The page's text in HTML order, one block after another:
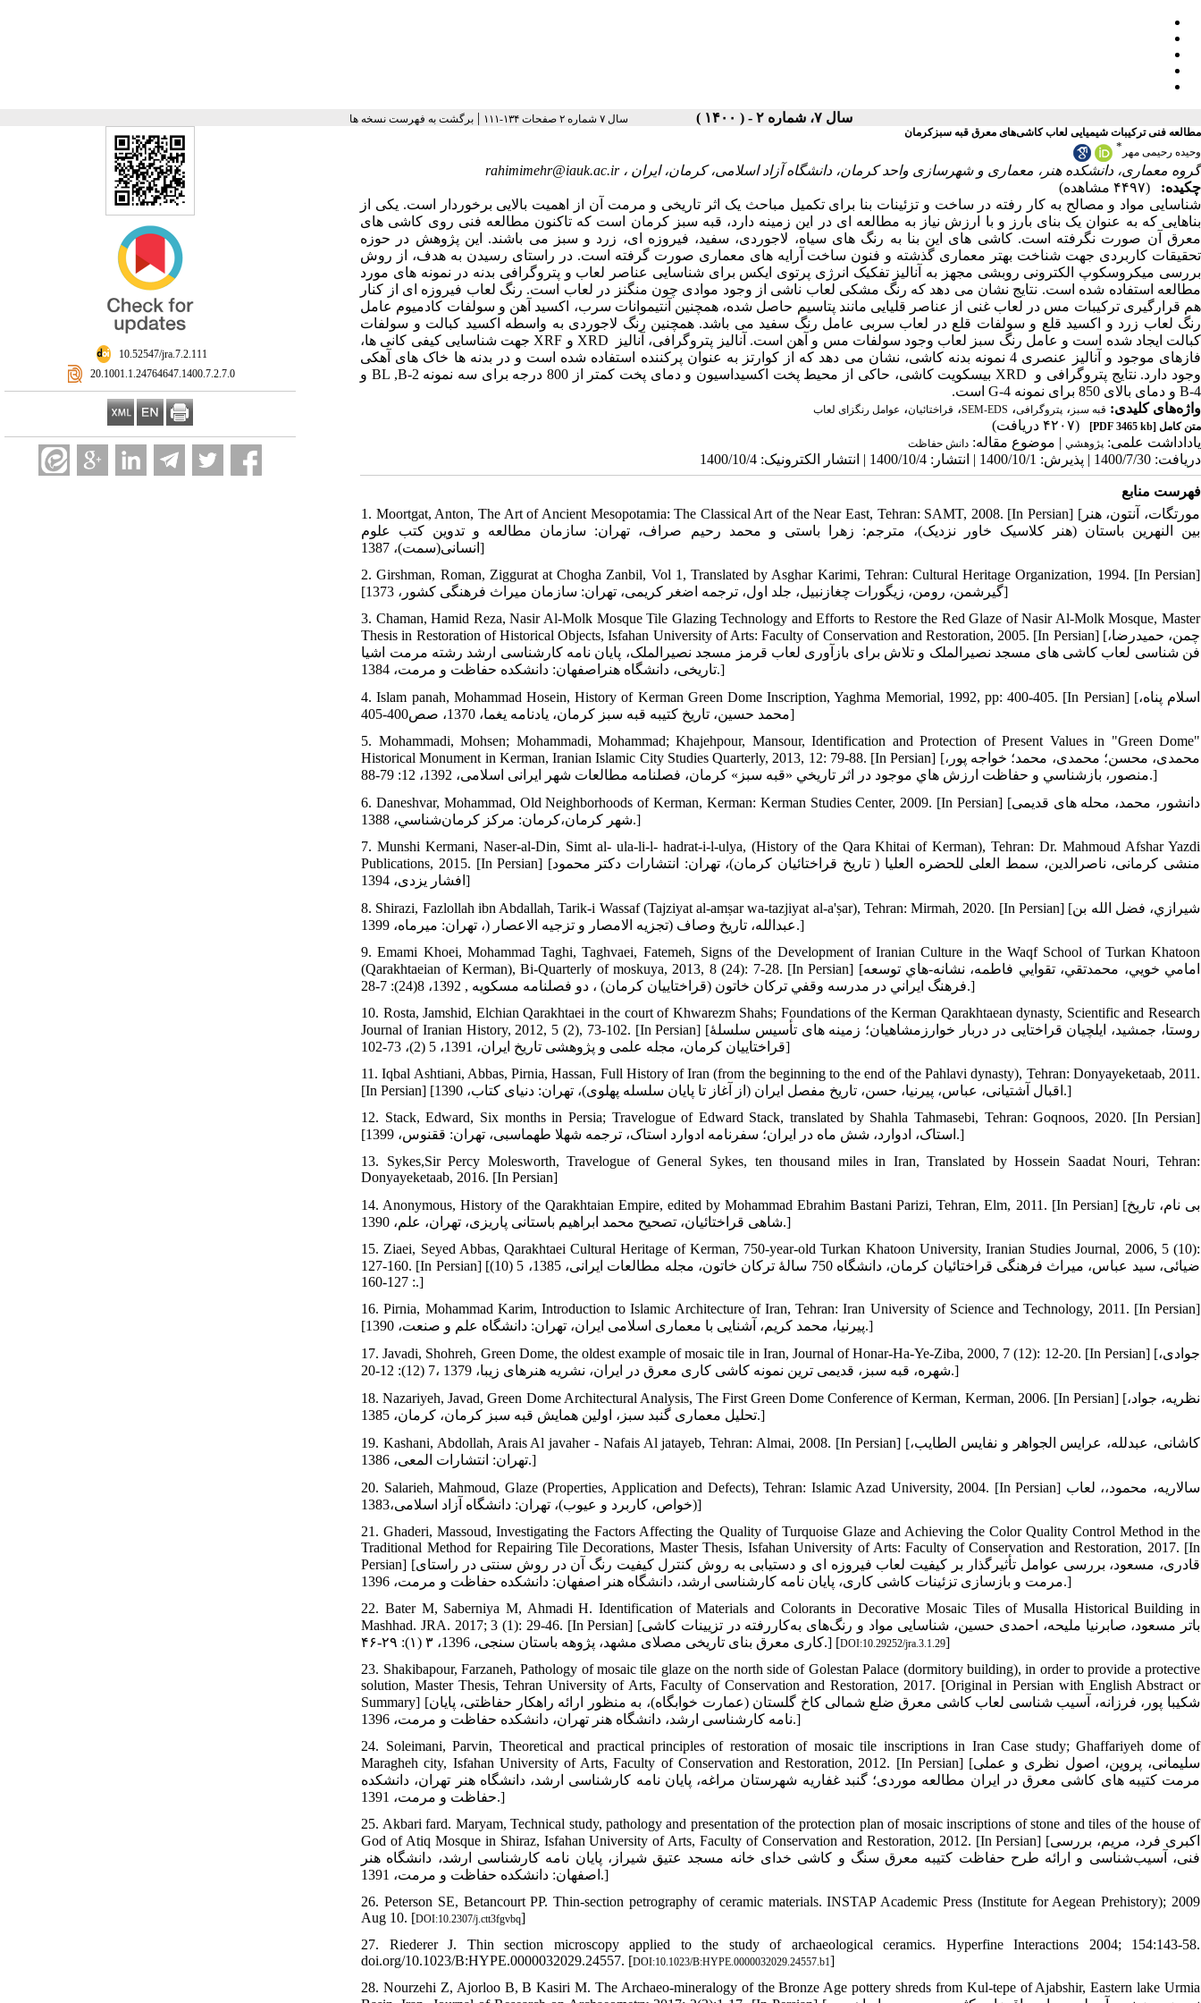
سال ۷، شماره ۲ - ( ۱۴۰۰ ) سال ۷ شماره ۲ صفحات ۱۳۴-۱۱۱ |برگشت به فهرست نسخه ها
‎ 10.52547/jra.7.2.111
‎ 20.1001.1.24764647.1400.7.2.7.0
مطالعه فنی ترکیبات شیمیایی لعاب‌ کاشی‌های معرق قبه سبزکرمان
وحیده رحیمی مهر *
گروه معماری، دانشکده هنر، معماری و شهرسازی واحد کرمان، دانشگاه آزاد اسلامی، کرمان، ایران ،rahimimehr@iauk.ac.ir
چکیده:
(۴۴۹۷ مشاهده)
شناسایی مواد و مصالح به کار رفته در ساخت و تزئینات بنا برای تکمیل مباحث یک اثر تاریخی و مرمت آن از اهمیت بالایی برخوردار است. یکی از
بناهایی که به عنوان یک بنای بارز و با ارزش نیاز به مطالعه ای در این زمینه دارد، قبه سبز کرمان است که تاکنون مطالعه فنی روی کاشی های
معرق آن صورت نگرفته است. کاشی های این بنا به رنگ های سیاه، لاجوردی، سفید، فیروزه ای، زرد و سبز می باشند. این پژوهش در حوزه
تحقیقات کاربردی جهت شناخت بهتر معماری گذشته و فنون ساخت آرایه های معماری صورت گرفته است. در راستای رسیدن به هدف، از روش
بررسی میکروسکوپ الکترونی روبشی مجهز به آنالیز تفکیک انرژی پرتوی ایکس برای شناسایی عناصر لعاب و پتروگرافی بدنه در نمونه های مورد
مطالعه استفاده شده است. نتایج نشان می دهد که رنگ مشکی لعاب ناشی از وجود موادی چون منگنز در لعاب است. رنگ لعاب فیروزه ای از کنار
هم قرارگیری ترکیبات مس در لعاب غنی از عناصر قلیایی مانند پتاسیم حاصل شده، همچنین آنتیموانات سرب، اکسید آهن و سولفات کادمیوم عامل
رنگ لعاب زرد و اکسید قلع و سولفات قلع در لعاب سربی عامل رنگ سفید می باشد. همچنین رنگ لاجوردی به واسطه اکسید کبالت و سولفات
کبالت ایجاد شده است و عامل رنگ سبز لعاب وجود سولفات مس و آهن است. آنالیز پتروگرافی، آنالیز XRD و XRF جهت شناسایی کیفی کانی ها،
فازهای موجود و آنالیز عنصری 4 نمونه بدنه کاشی، نشان می دهد که از کوارتز به عنوان پرکننده استفاده شده است و در بدنه ها خاک های آهکی
وجود دارد. نتایج پتروگرافی و XRD بیسکویت کاشی، حاکی از محیط پخت اکسیداسیون و دمای پخت کمتر از 800 درجه برای سه نمونه BL ,B-2 و
B-4 و دمای بالای 850 برای نمونه G-4 است.
واژه‌های کلیدی: قبه سبز ، پتروگرافی، SEM-EDS، قراختائیان، عوامل رنگزای لعاب
متن کامل [PDF 3465 kb]
(۴۲۰۷ دریافت)
یاداداشت علمی: پژوهشي | موضوع مقاله: دانش حفاظت
دریافت: 1400/7/30 | پذیرش: 1400/10/1 | انتشار: 1400/10/4 | انتشار الکترونیک: 1400/10/4
فهرست منابع
1. Moortgat, Anton, The Art of Ancient Mesopotamia: The Classical Art of the Near East, Tehran: SAMT, 2008. [In Persian] [مورتگات، آنتون، هنر
بین النهرین باستان (هنر کلاسیک خاور نزدیک)، مترجم: زهرا باستی و محمد رحیم صراف، تهران: سازمان مطالعه و تدوین کتب علوم
انسانی(سمت)، 1387]
2. Girshman, Roman, Ziggurat at Chogha Zanbil, Vol 1, Translated by Asghar Karimi, Tehran: Cultural Heritage Organization, 1994. [In Persian]
[گیرشمن، رومن، زیگورات چغازنبیل، جلد اول، ترجمه اضغر کریمی، تهران: سازمان میراث فرهنگی کشور، 1373]
3. Chaman, Hamid Reza, Nasir Al-Molk Mosque Tile Glazing Technology and Efforts to Restore the Red Glaze of Nasir Al-Molk Mosque, Master
Thesis in Restoration of Historical Objects, Isfahan University of Arts: Faculty of Conservation and Restoration, 2005. [In Persian] [چمن، حمیدرضا،
فن شناسی لعاب کاشی های مسجد نصیرالملک و تلاش برای بازآوری لعاب قرمز مسجد نصیرالملک، پایان نامه کارشناسی ارشد رشته مرمت اشیا
تاریخی، دانشگاه هنراصفهان: دانشکده حفاظت و مرمت، 1384.]
4. Islam panah, Mohammad Hosein, History of Kerman Green Dome Inscription, Yaghma Memorial, 1992, pp: 400-405. [In Persian] [اسلام پناه،
محمد حسین، تاریخ کتیبه قبه سبز کرمان، یادنامه یغما، 1370، صص400-405]
5. Mohammadi, Mohsen; Mohammadi, Mohammad; Khajehpour, Mansour, Identification and Protection of Present Values in "Green Dome"
Historical Monument in Kerman, Iranian Islamic City Studies Quarterly, 2013, 12: 79-88. [In Persian] [محمدی، محسن؛ محمدی، محمد؛ خواجه پور،
منصور، بازشناسي و حفاظت ارزش هاي موجود در اثر تاريخي «قبه سبز» کرمان، فصلنامه مطالعات شهر ایرانی اسلامی، 1392، 12: 79-88.]
6. Daneshvar, Mohammad, Old Neighborhoods of Kerman, Kerman: Kerman Studies Center, 2009. [In Persian] [دانشور، محمد، محله های قدیمی
شهر کرمان،كرمان: ‌مرکز کرمان‌شناسي، 1388.]
7. Munshi Kermani, Naser-al-Din, Simt al- ula-li-l- hadrat-i-l-ulya, (History of the Qara Khitai of Kerman), Tehran: Dr. Mahmoud Afshar Yazdi
Publications, 2015. [In Persian] [منشی کرمانی، ناصرالدین، سمط العلی للحضره العلیا ( تاریخ قراختائیان کرمان)، تهران: انتشارات دکتر محمود
افشار یزدی، 1394]
8. Shirazi, Fazlollah ibn Abdallah, Tarik-i Wassaf (Tajziyat al-amṣar wa-tazjiyat al-a'ṣar), Tehran: Mirmah, 2020. [In Persian] [شیرازي، فضل الله بن
عبدالله، تاریخ وصاف (تجزیه الامصار و تزجیه الاعصار (، تهران: میرماه، 1399.]
9. Emami Khoei, Mohammad Taghi, Taghvaei, Fatemeh, Signs of the Development of Iranian Culture in the Waqf School of Turkan Khatoon
(Qarakhtaeian of Kerman), Bi-Quarterly of moskuya, 2013, 8 (24): 7-28. [In Persian] [امامي خويي، محمدتقي، تقوايي فاطمه، نشانه-هاي توسعه
فرهنگ ايراني در مدرسه وقفي ترکان خاتون (قراختاييان کرمان) ، دو فصلنامه مسكويه , 1392، 8(24): 7-28.]
10. Rosta, Jamshid, Elchian Qarakhtaei in the court of Khwarezm Shahs; Foundations of the Kerman Qarakhtaean dynasty, Scientific and Research
Journal of Iranian History, 2012, 5 (2), 73-102. [In Persian] [روستا، جمشید، ایلچیان قراختایی در دربار خوارزمشاهیان؛ زمینه های تأسیس سلسلۀ
قراختاییان کرمان، مجله علمی و پژوهشی تاریخ ایران، 1391، 5 (2)، 73-102]
11. Iqbal Ashtiani, Abbas, Pirnia, Hassan, Full History of Iran (from the beginning to the end of the Pahlavi dynasty), Tehran: Donyayeketaab, 2011.
[In Persian] [اقبال آشتیانی، عباس، پیرنیا، حسن، تاریخ مفصل ایران (از آغاز تا پایان سلسله پهلوی)، تهران: دنیای کتاب، 1390.]
12. Stack, Edward, Six months in Persia; Travelogue of Edward Stack, translated by Shahla Tahmasebi, Tehran: Goqnoos, 2020. [In Persian]
[استاک، ادوارد، شش ماه در ایران؛ سفرنامه ادوارد استاک، ترجمه شهلا طهماسبی، تهران: ققنوس، 1399.]
13. Sykes,Sir Percy Molesworth, Travelogue of General Sykes, ten thousand miles in Iran, Translated by Hossein Saadat Nouri, Tehran:
Donyayeketaab, 2016. [In Persian]
14. Anonymous, History of the Qarakhtaian Empire, edited by Mohammad Ebrahim Bastani Parizi, Tehran, Elm, 2011. [In Persian] [بی نام، تاریخ
شاهی قراختائیان، تصحیح محمد ابراهیم باستانی پاریزی، تهران، علم، 1390.]
15. Ziaei, Seyed Abbas, Qarakhtaei Cultural Heritage of Kerman, 750-year-old Turkan Khatoon University, Iranian Studies Journal, 2006, 5 (10):
127-160. [In Persian] [ضیائی، سید عباس، میراث فرهنگی قراختائیان کرمان، دانشگاه 750 سالۀ ترکان خاتون، مجله مطالعات ایرانی، 1385، 5 (10)
: 127-160.]
16. Pirnia, Mohammad Karim, Introduction to Islamic Architecture of Iran, Tehran: Iran University of Science and Technology, 2011. [In Persian]
[پیرنیا، محمد کریم، آشنایی با معماری اسلامی ایران، تهران: دانشگاه علم و صنعت، 1390.]
17. Javadi, Shohreh, Green Dome, the oldest example of mosaic tile in Iran, Journal of Honar-Ha-Ye-Ziba, 2000, 7 (12): 12-20. [In Persian] [جوادی،
شهره، قبه سبز، قدیمی ترین نمونه کاشی کاری معرق در ایران، نشریه هنرهای زیبا، 1379 ،7 (12): 12-20.]
18. Nazariyeh, Javad, Green Dome Architectural Analysis, The First Green Dome Conference of Kerman, Kerman, 2006. [In Persian] [نظریه، جواد،
تحلیل معماری گنبد سبز، اولین همایش قبه سبز کرمان، کرمان، 1385.]
19. Kashani, Abdollah, Arais Al javaher - Nafais Al jatayeb, Tehran: Almai, 2008. [In Persian] [کاشانی، عبدلله، عرایس الجواهر و نفایس الطایب،
تهران: انتشارات المعی، 1386.]
20. Salarieh, Mahmoud, Glaze (Properties, Application and Defects), Tehran: Islamic Azad University, 2004. [In Persian] سالاریه، محمود،، لعاب
(خواص، کاربرد و عیوب)، تهران: دانشگاه آزاد اسلامی،1383]
21. Ghaderi, Massoud, Investigating the Factors Affecting the Quality of Turquoise Glaze and Achieving the Color Quality Control Method in the
Traditional Method for Repairing Tile Decorations, Master Thesis, Isfahan University of Arts: Faculty of Conservation and Restoration, 2017. [In
Persian] [قادری، مسعود، بررسی عوامل تأثیرگذار بر کیفیت لعاب فیروزه ای و دستیابی به روش کنترل کیفیت رنگ آن در روش سنتی در راستای
مرمت و بازسازی تزئینات کاشی کاری، پایان نامه کارشناسی ارشد، دانشگاه هنر اصفهان: دانشکده حفاظت و مرمت، 1396.]
22. Bater M, Saberniya M, Ahmadi H. Identification of Materials and Colorants in Decorative Mosaic Tiles of Musalla Historical Building in
Mashhad. JRA. 2017; 3 (1): 29-46. [In Persian] [باتر مسعود، صابرنیا ملیحه، احمدی حسین، شناسایی مواد و رنگ‌های به‌کاررفته در تزیینات کاشی
کاری معرق بنای تاریخی مصلای مشهد، پژوهه باستان سنجی، 1396، ۳ (۱): ۲۹-۴۶.] [DOI:10.29252/jra.3.1.29]
23. Shakibapour, Farzaneh, Pathology of mosaic tile glaze on the north side of Golestan Palace (dormitory building), in order to provide a protective
solution, Master Thesis, Tehran University of Arts, Faculty of Conservation and Restoration, 2017. [Original in Persian with English Abstract or
Summary] [شکیبا پور، فرزانه، آسیب شناسی لعاب کاشی معرق ضلع شمالی کاخ گلستان (عمارت خوابگاه)، به منظور ارائه راهکار حفاظتی، پایان
نامه کارشناسی ارشد، دانشگاه هنر تهران، دانشکده حفاظت و مرمت، 1396.]
24. Soleimani, Parvin, Theoretical and practical principles of restoration of mosaic tile inscriptions in Iran Case study; Ghaffariyeh dome of
Maragheh city, Isfahan University of Arts, Faculty of Conservation and Restoration, 2012. [In Persian] [سلیمانی، پروین، اصول نظری و عملی
مرمت کتیبه های کاشی معرق در ایران مطالعه موردی؛ گنبد غفاریه شهرستان مراغه، پایان نامه کارشناسی ارشد، دانشگاه هنر تهران، دانشکده
حفاظت و مرمت، 1391.]
25. Akbari fard. Maryam, Technical study, pathology and presentation of the protection plan of mosaic inscriptions of stone and tiles of the house of
God of Atiq Mosque in Shiraz, Isfahan University of Arts, Faculty of Conservation and Restoration, 2012. [In Persian] [اکبری فرد، مریم، بررسی
فنی، آسیب‌شناسی و ارائه طرح حفاظت کتیبه معرق سنگ و کاشی خدای خانه مسجد عتیق شیراز، پایان نامه کارشناسی ارشد، دانشگاه هنر
اصفهان: دانشکده حفاظت و مرمت، 1391.]
26. Peterson SE, Betancourt PP. Thin-section petrography of ceramic materials. INSTAP Academic Press (Institute for Aegean Prehistory); 2009
Aug 10. [DOI:10.2307/j.ctt3fgvbq]
27. Riederer J. Thin section microscopy applied to the study of archaeological ceramics. Hyperfine Interactions 2004; 154:143-58.
doi.org/10.1023/B:HYPE.0000032029.24557. [DOI:10.1023/B:HYPE.0000032029.24557.b1]
28. Nourzehi Z, Ajorloo B, B Kasiri M. The Archaeo-mineralogy of the Bronze Age pottery shreds from Kul-tepe of Ajabshir, Eastern lake Urmia